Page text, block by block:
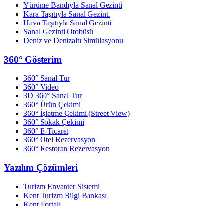
Yürüme Bandıyla Sanal Gezinti
Kara Taşıtıyla Sanal Gezinti
Hava Taşıtıyla Sanal Gezinti
Sanal Gezinti Otobüsü
Deniz ve Denizaltı Simülasyonu
360° Gösterim
360° Sanal Tur
360° Video
3D 360° Sanal Tur
360° Ürün Çekimi
360° İşletme Çekimi (Street View)
360° Sokak Çekimi
360° E-Ticaret
360° Otel Rezervasyon
360° Restoran Rezervasyon
Yazılım Çözümleri
Turizm Envanter Sistemi
Kent Turizm Bilgi Bankası
Kent Portalı